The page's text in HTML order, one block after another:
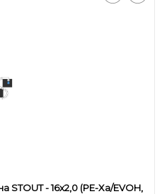
STOUT - 16x2,0 (PE-Xa/EVOH,